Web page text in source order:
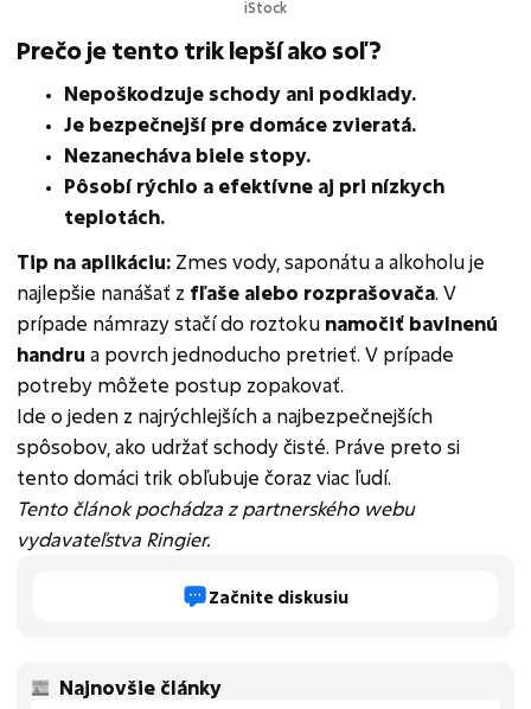
iStock
Prečo je tento trik lepší ako soľ?
Nepoškodzuje schody ani podklady.
Je bezpečnejší pre domáce zvieratá.
Nezanecháva biele stopy.
Pôsobí rýchlo a efektívne aj pri nízkych
teplotách.
Tip na aplikáciu: Zmes vody, saponátu a alkoholu je
najlepšie nanášať z fľaše alebo rozprašovača. V
prípade námrazy stačí do roztoku namočiť bavlnenú
handru a povrch jednoducho pretrieť. V prípade
potreby môžete postup zopakovať.
Ide o jeden z najrýchlejších a najbezpečnejších
spôsobov, ako udržať schody čisté. Práve preto si
tento domáci trik obľubuje čoraz viac ľudí.
Tento článok pochádza z partnerského webu
vydavateľstva Ringier.
Začnite diskusiu
Najnovšie články